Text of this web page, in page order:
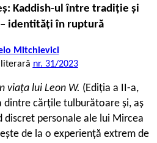
Kaddish-ul între tradiție și
identități în ruptură
Mitchievici
literară nr. 31/2023
viața lui Leon W. (Ediția a II-a,
dintre cărțile tulburătoare și, aș
discret personale ale lui Mircea
de la o experiență extrem de